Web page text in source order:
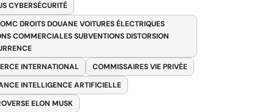
CYBERSÉCURITÉ
DROITS DOUANE VOITURES ÉLECTRIQUES
COMMERCIALES SUBVENTIONS DISTORSION
INTERNATIONAL
COMMISSAIRES VIE PRIVÉE
INTELLIGENCE ARTIFICIELLE
ELON MUSK